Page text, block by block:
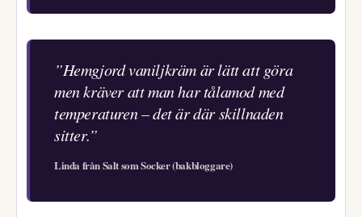
”Hemgjord vaniljkräm är lätt att göra
men kräver att man har tålamod med
temperaturen – det är där skillnaden
sitter.”
Linda från Salt som Socker (bakbloggare)